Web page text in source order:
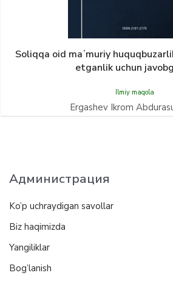
Soliqqa oid maʼmuriy
etganlik uchun
Ilmiy maqola
Ergashev Ikrom
Администрация
Ko’p uchraydigan savollar
Biz haqimizda
Yangiliklar
Bog’lanish